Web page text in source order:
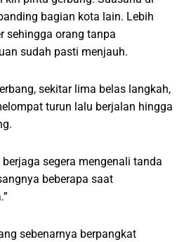
bagian kota lain. Lebih
sehingga orang tanpa
sudah pasti menjauh.
sekitar lima belas langkah,
turun lalu berjalan hingga
segera mengenali tanda
beberapa saat
sebenarnya berpangkat